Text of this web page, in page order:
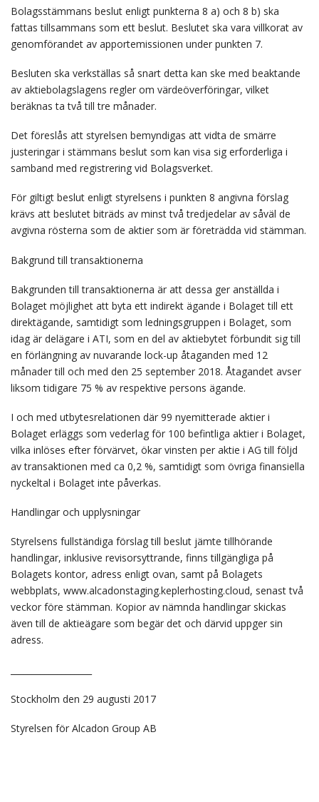
Bolagsstämmans beslut enligt punkterna 8 a) och 8 b) ska
fattas tillsammans som ett beslut. Beslutet ska vara villkorat av
genomförandet av apportemissionen under punkten 7.
Besluten ska verkställas så snart detta kan ske med beaktande
av aktiebolagslagens regler om värdeöverföringar, vilket
beräknas ta två till tre månader.
Det föreslås att styrelsen bemyndigas att vidta de smärre
justeringar i stämmans beslut som kan visa sig erforderliga i
samband med registrering vid Bolagsverket.
För giltigt beslut enligt styrelsens i punkten 8 angivna förslag
krävs att beslutet biträds av minst två tredjedelar av såväl de
avgivna rösterna som de aktier som är företrädda vid stämman.
Bakgrund till transaktionerna
Bakgrunden till transaktionerna är att dessa ger anställda i
Bolaget möjlighet att byta ett indirekt ägande i Bolaget till ett
direktägande, samtidigt som ledningsgruppen i Bolaget, som
idag är delägare i ATI, som en del av aktiebytet förbundit sig till
en förlängning av nuvarande lock-up åtaganden med 12
månader till och med den 25 september 2018. Åtagandet avser
liksom tidigare 75 % av respektive persons ägande.
I och med utbytesrelationen där 99 nyemitterade aktier i
Bolaget erläggs som vederlag för 100 befintliga aktier i Bolaget,
vilka inlöses efter förvärvet, ökar vinsten per aktie i AG till följd
av transaktionen med ca 0,2 %, samtidigt som övriga finansiella
nyckeltal i Bolaget inte påverkas.
Handlingar och upplysningar
Styrelsens fullständiga förslag till beslut jämte tillhörande
handlingar, inklusive revisorsyttrande, finns tillgängliga på
Bolagets kontor, adress enligt ovan, samt på Bolagets
webbplats, www.alcadonstaging.keplerhosting.cloud, senast två
veckor före stämman. Kopior av nämnda handlingar skickas
även till de aktieägare som begär det och därvid uppger sin
adress.
Stockholm den 29 augusti 2017
Styrelsen för Alcadon Group AB